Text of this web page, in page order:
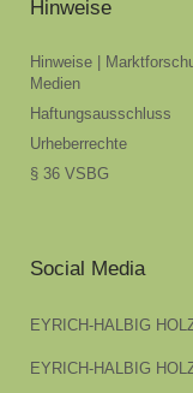
Hinweise
Hinweise |
Medien
Haftungsausschluss
Urheberrechte
§ 36 VSBG
Social Media
EYRICH-HALBIG
EYRICH-HALBIG